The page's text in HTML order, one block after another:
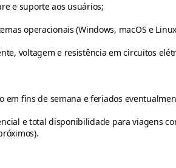
e suporte aos usuários;
operacionais (Windows, macOS e
voltagem e resistência em circuitos
em fins de semana e feriados
e total disponibilidade para viagens